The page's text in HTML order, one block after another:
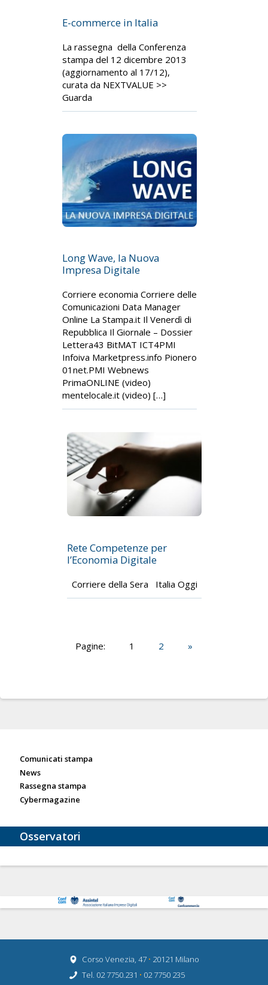
E-commerce in Italia
La rassegna della Conferenza
stampa del 12 dicembre 2013
(aggiornamento al 17/12),
curata da NEXTVALUE >>
Guarda
Long Wave, la Nuova
Impresa Digitale
Corriere economia Corriere delle
Comunicazioni Data Manager
Online La Stampa.it Il Venerdì di
Repubblica Il Giornale – Dossier
Lettera43 BitMAT ICT4PMI
Infoiva Marketpress.info Pionero
01net.PMI Webnews
PrimaONLINE (video)
mentelocale.it (video) […]
Rete Competenze per
l’Economia Digitale
Corriere della Sera Italia Oggi
Pagine: 1 2 »
Comunicati stampa
News
Rassegna stampa
Cybermagazine
Osservatori
Corso Venezia, 47 • 20121 Milano
Tel. 02 7750.231 • 02 7750 235